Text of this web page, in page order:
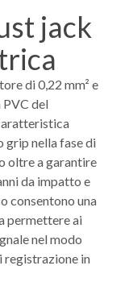
di 0,22 mm² e
PVC del
grip nella fase di
oltre a garantire
da impatto e
consentono una
permettere ai
nel modo
registrazione in